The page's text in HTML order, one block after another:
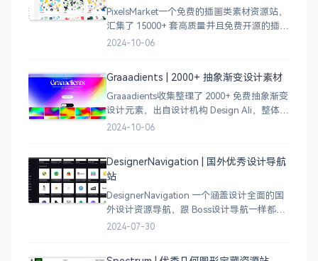
PixelsMarket一个免费的插画类素材资源站，
汇集了 15000+ 套高质量并且免费开源的插图
插画和图标资源。
2024-10-06
Graaadients | 2000+ 抽象渐变设计素材
Graaadients收集整理了 2000+ 免费抽象渐变
设计元素，出自设计机构 Design Ali，整体渐
变色比较鲜艳，更像是 AI 生成的元素，需要
2024-10-06
DesignerNavigation | 国外优秀设计导航
站
DesignerNavigation 一个涵盖设计全面的国
外设计资源导航，跟 Boss设计导航一样都是
分门别类的划分设计灵感、资讯、UI 资源、
2024-07-30